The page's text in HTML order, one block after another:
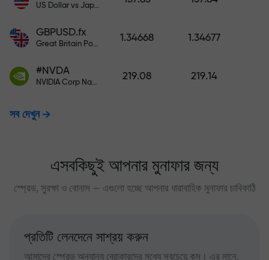
US Dollar vs Japanese Yen
GBPUSD.fx
Great Britain Pound vs US Dollar
1.34668 1.34677
#NVDA
NVIDIA Corp Nasdaq Stock Exchange (Nasdaq) USD
219.08 219.14
সব দেখুন
এসবকিছুই আপনার মুনাফার জন্য
স্প্রেড, সুরক্ষা ও বোনাস — এগুলো হচ্ছে আপনার ধারাবাহিক মুনাফার চাবিকাঠি
প্রতিটি লেনদেনে সাশ্রয় করুন
আমাদের স্প্রেড অন্যান্য ব্রোকারদের মধ্যে সবচেয়ে কম। এর মানে,